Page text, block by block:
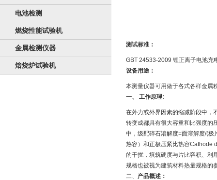
电池检测
燃烧性能试验机
金属检测仪器
焙烧炉试验机
测试标准：
GBT 24533-2009 锂正离子电池充
设备用途：
本测量仪器可用做于各式各样金属
一、 工作原理:
在外力或外界因素的缩减阶段中，
转变成都具有很大容重和比强度的
中，级配碎石溶解度=面溶解度/(
热容）和正极压紧比热容Cathode
的干扰，填筑硬度与片比容积、利
规格也被视为建筑材料热量规格的
二、 产品概述：